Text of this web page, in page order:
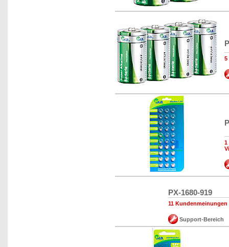
5
1
PX-1680-919
11 Kundenmeinungen
Support-Bereich